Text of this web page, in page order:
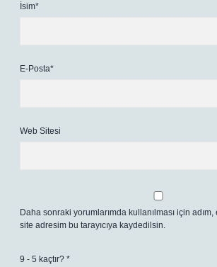
İsim*
E-Posta*
Web Sitesi
Daha sonraki yorumlarımda kullanılması için
site adresim bu tarayıcıya kaydedilsin.
9 - 5 kaçtır? *